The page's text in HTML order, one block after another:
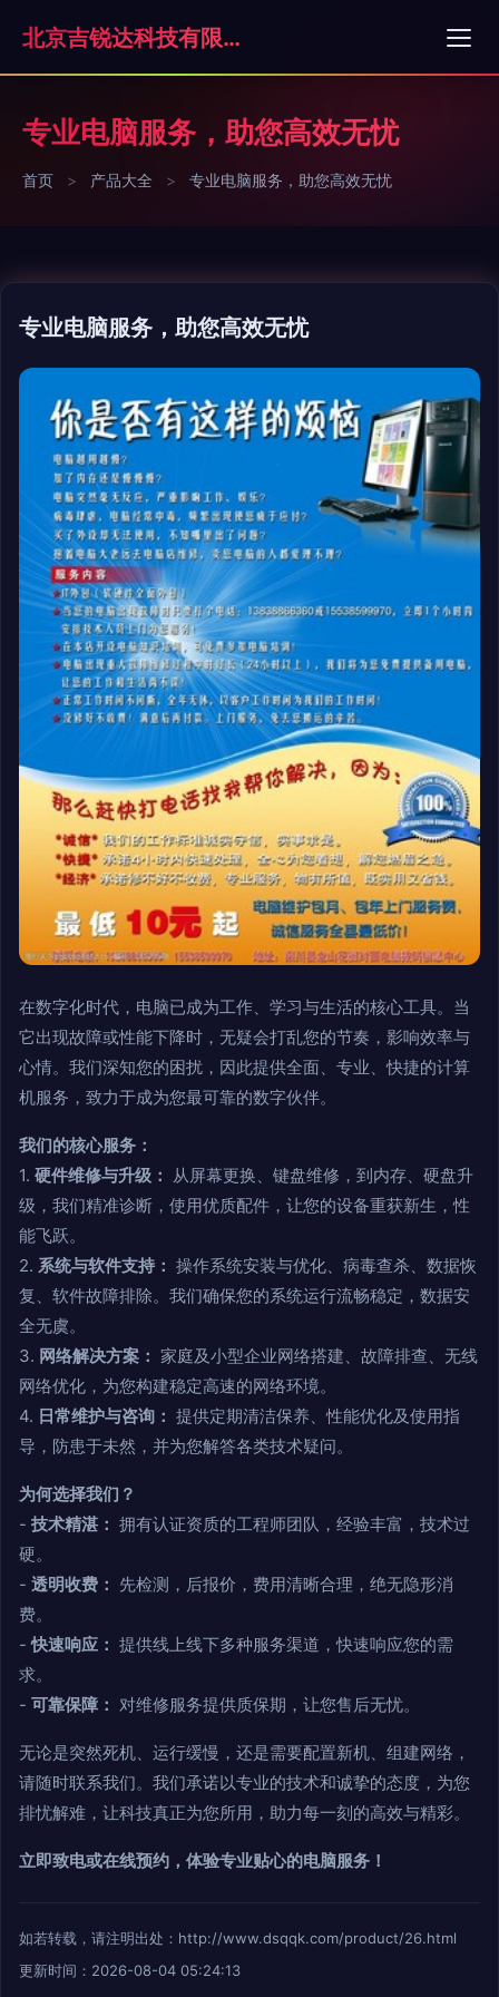
北京吉锐达科技有限公司
专业电脑服务，助您高效无忧
首页 > 产品大全 > 专业电脑服务，助您高效无忧
专业电脑服务，助您高效无忧
在数字化时代，电脑已成为工作、学习与生活的核心工具。当
它出现故障或性能下降时，无疑会打乱您的节奏，影响效率与
心情。我们深知您的困扰，因此提供全面、专业、快捷的计算
机服务，致力于成为您最可靠的数字伙伴。
我们的核心服务：
1. 硬件维修与升级： 从屏幕更换、键盘维修，到内存、硬盘升
级，我们精准诊断，使用优质配件，让您的设备重获新生，性
能飞跃。
2. 系统与软件支持： 操作系统安装与优化、病毒查杀、数据恢
复、软件故障排除。我们确保您的系统运行流畅稳定，数据安
全无虞。
3. 网络解决方案： 家庭及小型企业网络搭建、故障排查、无线
网络优化，为您构建稳定高速的网络环境。
4. 日常维护与咨询： 提供定期清洁保养、性能优化及使用指
导，防患于未然，并为您解答各类技术疑问。
为何选择我们？
- 技术精湛： 拥有认证资质的工程师团队，经验丰富，技术过
硬。
- 透明收费： 先检测，后报价，费用清晰合理，绝无隐形消
费。
-快速响应： 提供线上线下多种服务渠道，快速响应您的需
求。
- 可靠保障： 对维修服务提供质保期，让您售后无忧。
无论是突然死机、运行缓慢，还是需要配置新机、组建网络，
请随时联系我们。我们承诺以专业的技术和诚挚的态度，为您
排忧解难，让科技真正为您所用，助力每一刻的高效与精彩。
立即致电或在线预约，体验专业贴心的电脑服务！
如若转载，请注明出处：http://www.dsqqk.com/product/26.html
更新时间：2026-08-04 05:24:13